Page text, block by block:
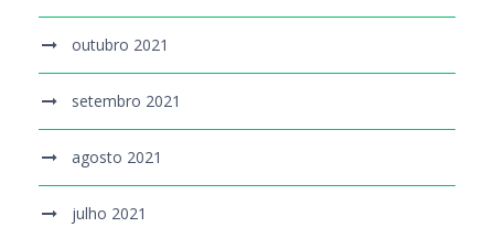
outubro 2021
setembro 2021
agosto 2021
julho 2021